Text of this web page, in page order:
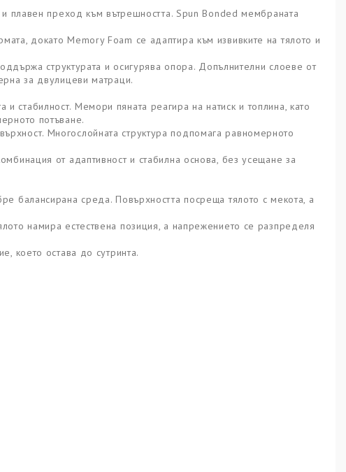
плавен преход към вътрешността. Spun Bonded мембраната
докато Memory Foam се адаптира към извивките на тялото и
структурата и осигурява опора. Допълнителни слоеве от
за двулицеви матраци.
Мемори пяната реагира на натиск и топлина, като
потъване.
Многослойната структура подпомага равномерното
от адаптивност и стабилна основа, без усещане за
балансирана среда. Повърхността посреща тялото с мекота, а
намира естествена позиция, а напрежението се разпределя
което остава до сутринта.